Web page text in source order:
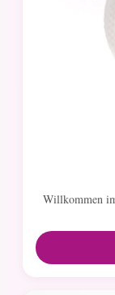
Willkommen